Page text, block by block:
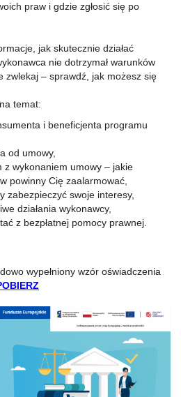
praw i gdzie zgłosić się po
jak skutecznie działać
nie dotrzymał warunków
zwlekaj – sprawdź, jak możesz się
temat:
i beneficjenta programu
od umowy,
z wykonaniem umowy – jakie
powinny Cię zaalarmować,
zabezpieczyć swoje interesy,
działania wykonawcy,
z bezpłatnej pomocy prawnej.
wypełniony wzór oświadczenia